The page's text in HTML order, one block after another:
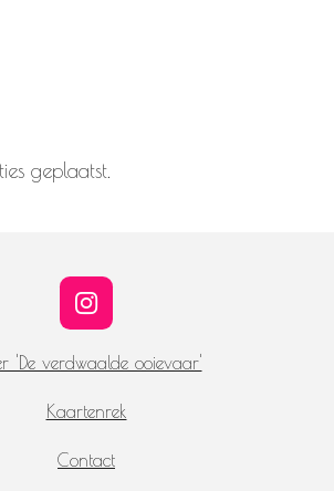
geplaatst.
I
n
s
a
g
r
a
'De verdwaalde ooievaar'
Kaartenrek
Contact